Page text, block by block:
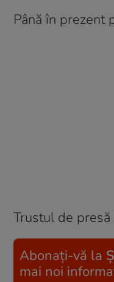
Până în
Trustul de
Abonați-vă la
mai noi